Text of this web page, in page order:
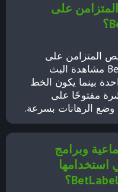
على
المتزامن على
أداتين مختلفتين لعملاء BetLabel مشاهدة البث
بينما يكون الخط
مفتوحًا على
وضع الرهانات بسرعة.
وبرامج
استخدامها